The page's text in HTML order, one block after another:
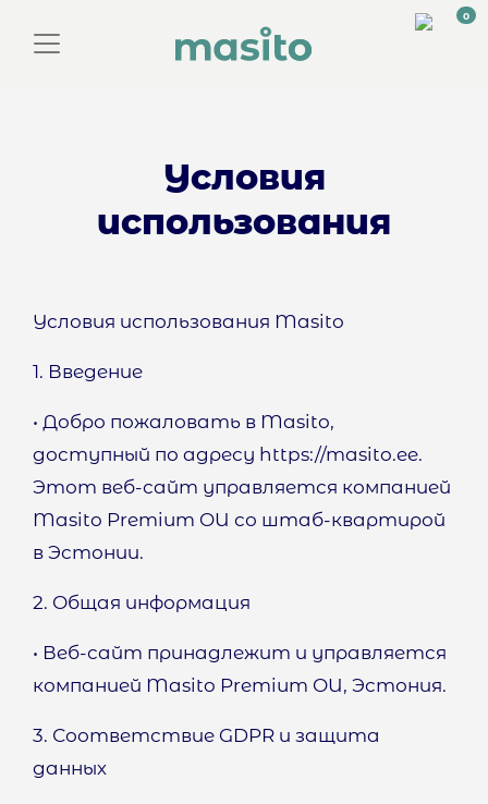
Toggle navigation
0
Условия
использования
Условия использования Masito
1. Введение
• Добро пожаловать в Masito,
доступный по адресу https://masito.ee.
Этот веб-сайт управляется компанией
Masito Premium OU со штаб-квартирой
в Эстонии.
2. Общая информация
• Веб-сайт принадлежит и управляется
компанией Masito Premium OU, Эстония.
3. Соответствие GDPR и защита
данных